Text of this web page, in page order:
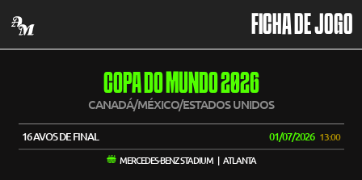
FICHA DE JOGO
COPA DO MUNDO 2026
CANADÁ/MÉXICO/ESTADOS UNIDOS
16 AVOS DE FINAL 01/07/2026 13:00
MERCEDES-BENZ STADIUM | ATLANTA